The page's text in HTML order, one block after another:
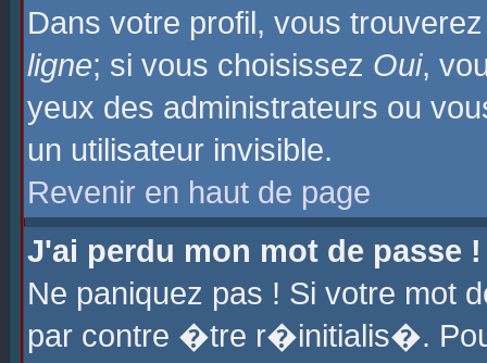
Dans votre profil, vous
ligne; si vous choisissez Oui,
yeux des administrateurs ou
un utilisateur invisible.
Revenir en haut de page
J'ai perdu mon mot de passe !
Ne paniquez pas ! Si votre
par contre �tre r�initialis�.